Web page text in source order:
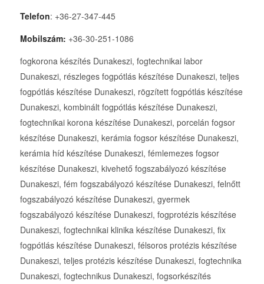
Telefon: +36-27-347-445
Mobilszám: +36-30-251-1086
fogkorona készítés Dunakeszi, fogtechnikai labor
Dunakeszi, részleges fogpótlás készítése Dunakeszi, teljes
fogpótlás készítése Dunakeszi, rögzített fogpótlás készítése
Dunakeszi, kombinált fogpótlás készítése Dunakeszi,
fogtechnikai korona készítése Dunakeszi, porcelán fogsor
készítése Dunakeszi, kerámia fogsor készítése Dunakeszi,
kerámia híd készítése Dunakeszi, fémlemezes fogsor
készítése Dunakeszi, kivehető fogszabályozó készítése
Dunakeszi, fém fogszabályozó készítése Dunakeszi, felnőtt
fogszabályozó készítése Dunakeszi, gyermek
fogszabályozó készítése Dunakeszi, fogprotézis készítése
Dunakeszi, fogtechnikai klinika készítése Dunakeszi, fix
fogpótlás készítése Dunakeszi, félsoros protézis készítése
Dunakeszi, teljes protézis készítése Dunakeszi, fogtechnika
Dunakeszi, fogtechnikus Dunakeszi, fogsorkészítés